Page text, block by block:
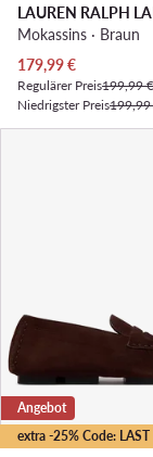
LAUREN RALPH
Mokassins · Braun
Aktueller Preis
179,99€
Regulärer Preis199,99 €
Niedrigster Preis199,99
extra -25% Code: LAST
Angebot